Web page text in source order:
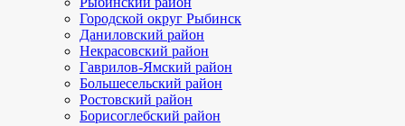
Городской округ Рыбинск
Даниловский район
Некрасовский район
Гаврилов-Ямский район
Большесельский район
Ростовский район
Борисоглебский район